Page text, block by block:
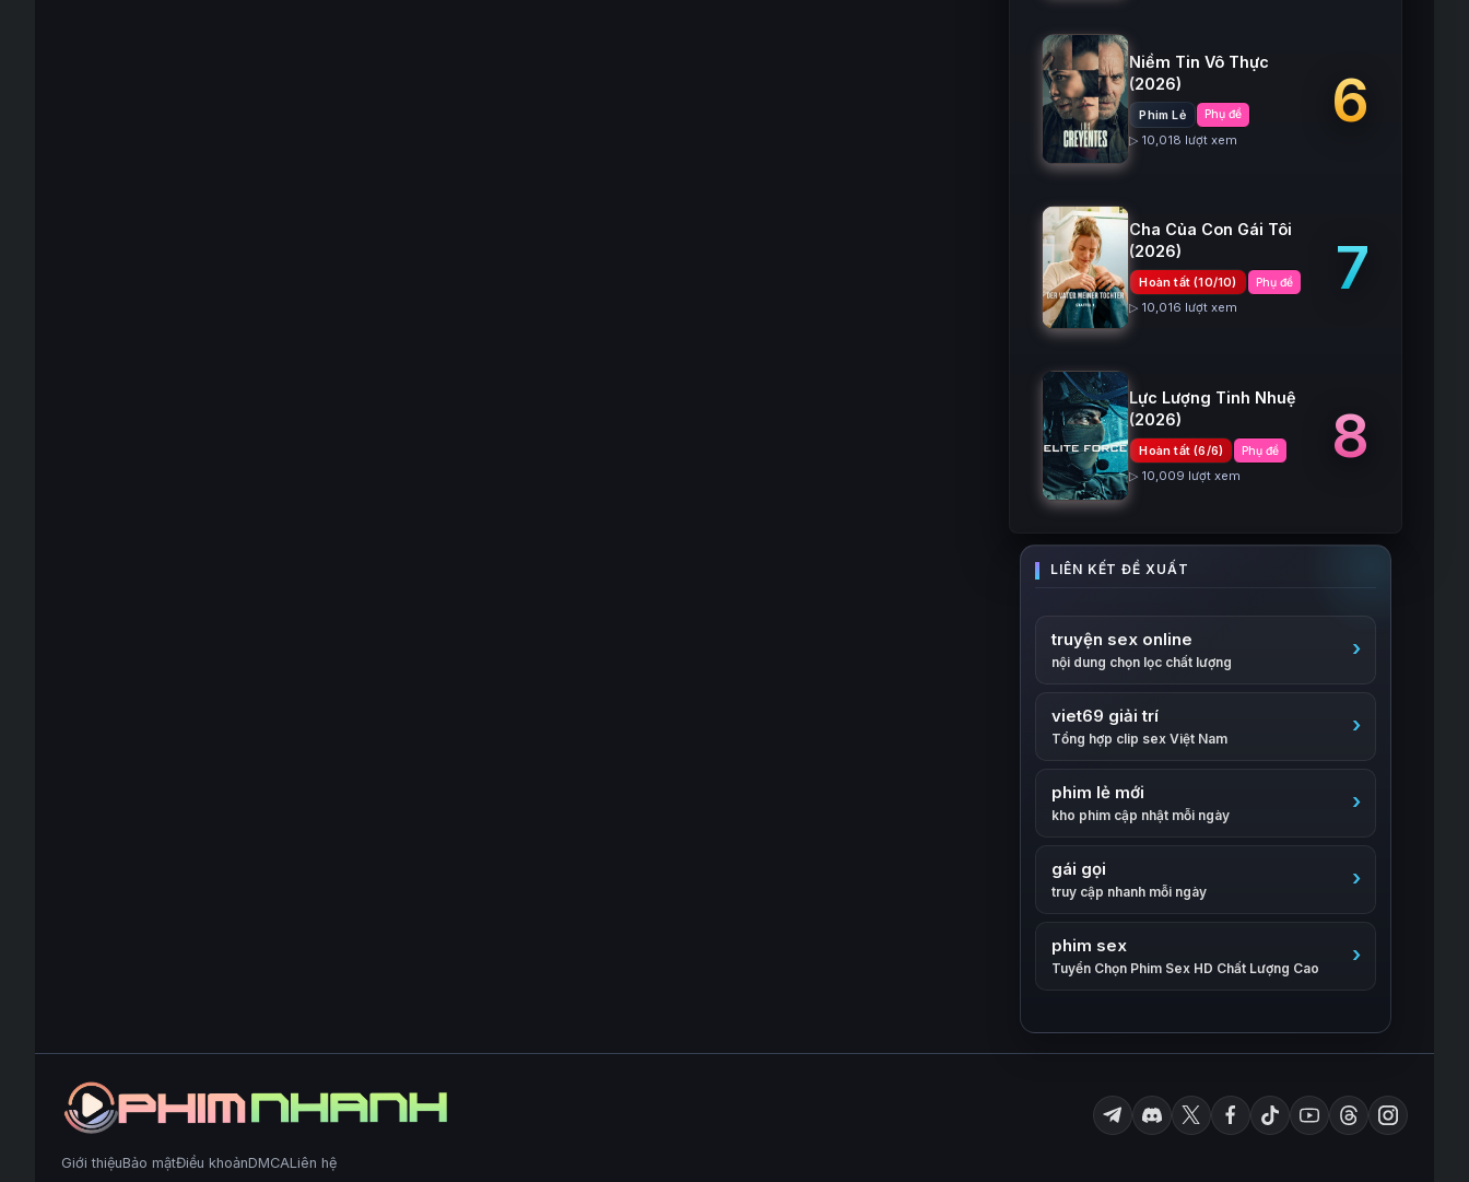
Niềm Tin Vô Thực
(2026)
Phim Lẻ Phụ đề
▷ 10,018 lượt xem
6
Cha Của Con Gái Tôi
(2026)
Hoàn tất (10/10) Phụ đề
▷ 10,016 lượt xem
7
Lực Lượng Tinh Nhuệ
(2026)
Hoàn tất (6/6) Phụ đề
▷ 10,009 lượt xem
8
truyện sex online
nội dung chọn lọc chất lượng
viet69 giải trí
Tổng hợp clip sex Việt Nam
phim lẻ mới
kho phim cập nhật mỗi ngày
gái gọi
truy cập nhanh mỗi ngày
phim sex
Tuyển Chọn Phim Sex HD Chất Lượng Cao
Giới thiệuBảo mậtĐiều khoảnDMCALiên hệ